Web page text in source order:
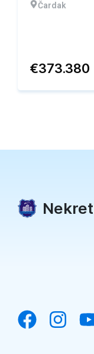
Čardak
€373.380